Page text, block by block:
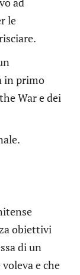
le
in primo
War e dei
obiettivi
di un
e che